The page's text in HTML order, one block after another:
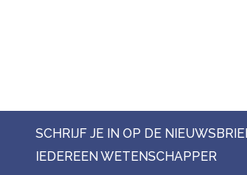
SCHRIJF JE IN OP DE
IEDEREEN WETENSCHAPPER